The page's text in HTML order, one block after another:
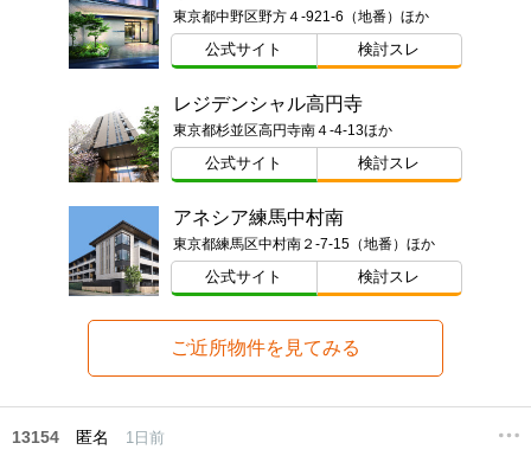
東京都中野区野方４-921-6（地番）ほか
公式サイト 検討スレ
レジデンシャル高円寺
東京都杉並区高円寺南４-4-13ほか
公式サイト 検討スレ
アネシア練馬中村南
東京都練馬区中村南２-7-15（地番）ほか
公式サイト 検討スレ
ご近所物件を見てみる
13154 匿名 1日前